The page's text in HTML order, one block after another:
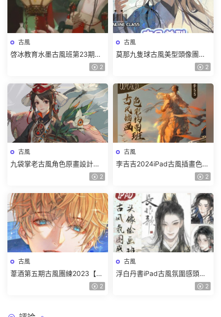
古風
啓冰教育水墨古風班第23期
2024年結課【畫質高清隻有視
2
古風
莫那九隻球古風美型頭像團練
2024【畫質高清隻有視頻】 2
古風
九袋掌老古風角色原畫設計第8
2
古風
李吉吉2024iPad古風插畫色彩
構圖班【畫質高清隻有視頻】2
古風
葦酒第五期古風團練2023【畫
2
古風
浮白丹書iPad古風氛圍感頭像
繪畫班2024【畫質高清隻有視
2